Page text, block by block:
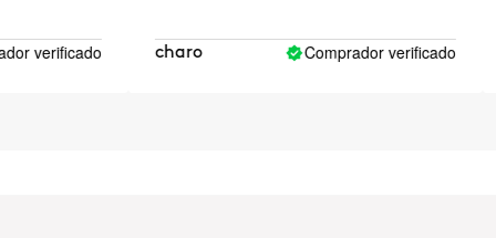
verificado charo Comprador verificado